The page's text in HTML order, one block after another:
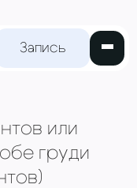
прием